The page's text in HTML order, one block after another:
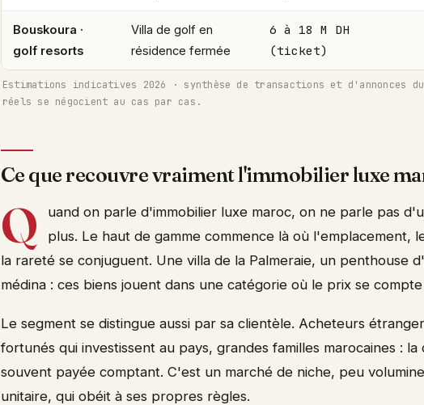
Bouskoura ·
golf resorts
Villa de golf en
résidence fermée
6 à 18 M DH
(ticket)
Estimations indicatives 2026 · synthèse de transactions et d'annonces du
réels se négocient au cas par cas.
Ce que recouvre vraiment l'immobilier luxe
Q
uand on parle d'immobilier luxe maroc, on ne parle pas
plus. Le haut de gamme commence là où l'emplacement,
la rareté se conjuguent. Une villa de la Palmeraie, un penthouse
médina : ces biens jouent dans une catégorie où le prix se
Le segment se distingue aussi par sa clientèle. Acheteurs
fortunés qui investissent au pays, grandes familles marocaines :
souvent payée comptant. C'est un marché de niche, peu
unitaire, qui obéit à ses propres règles.